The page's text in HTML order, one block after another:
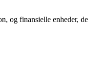
og finansielle